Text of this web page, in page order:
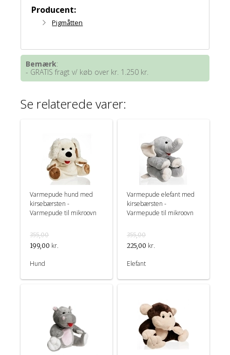
Producent:
Pigmåtten
Bemærk:
- GRATIS fragt v/ køb over kr. 1.250 kr.
Se relaterede varer:
Varmepude hund med
kirsebærsten -
Varmepude til mikroovn
355,00
199,00 kr.
Hund
Varmepude elefant med
kirsebærsten -
Varmepude til mikroovn
355,00
225,00 kr.
Elefant